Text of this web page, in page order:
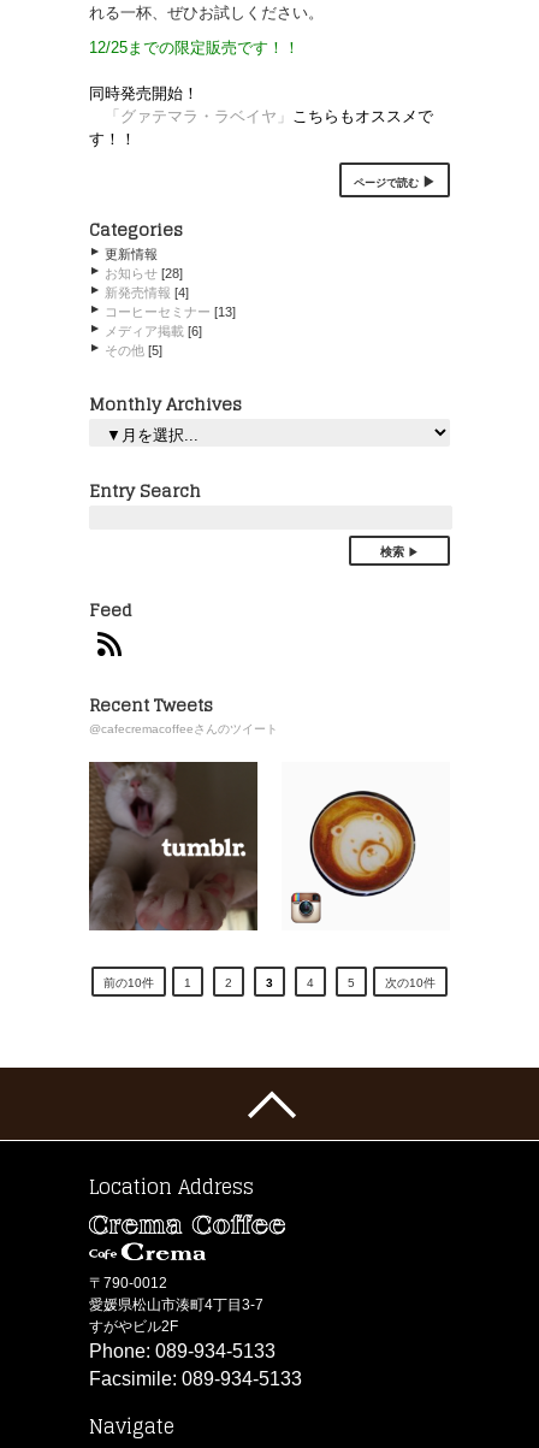
れる一杯、ぜひお試しください。
12/25までの限定販売です！！
同時発売開始！
「グァテマラ・ラベイヤ」 こちらもオススメで
す！！
ページで読む
Categories
更新情報
お知らせ [28]
新発売情報 [4]
コーヒーセミナー [13]
メディア掲載 [6]
その他 [5]
Monthly Archives
Entry Search
検索
Feed
Recent Tweets
@cafecremacoffeeさんのツイート
前の10件 1 2 3 4 5 次の10件
Location Address
〒790-0012
愛媛県松山市湊町4丁目3-7
すがやビル2F
Phone: 089-934-5133
Facsimile: 089-934-5133
Navigate